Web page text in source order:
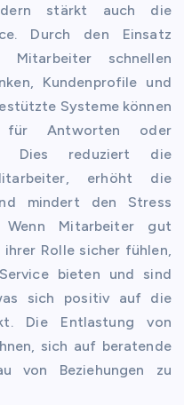
stärkt auch die
Durch den Einsatz
Mitarbeiter schnellen
Kundenprofile und
Systeme können
für Antworten oder
Dies reduziert die
erhöht die
mindert den Stress
Wenn Mitarbeiter gut
Rolle sicher fühlen,
bieten und sind
sich positiv auf die
Die Entlastung von
sich auf beratende
von Beziehungen zu